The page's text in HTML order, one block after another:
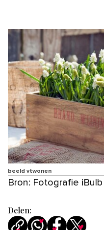
beeld vtwonen
Bron: Fotografie iBulb
Delen: